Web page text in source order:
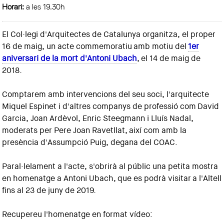
Horari:a les 19.30h
El Col·legi d'Arquitectes de Catalunya organitza, el proper
16 de maig, un acte commemoratiu amb motiu del 1er
aniversari de la mort d'Antoni Ubach,el 14 de maig de
2018.
Comptarem amb intervencions del seu soci, l'arquitecte
Miquel Espinet i d'altres companys de professió com David
Garcia, Joan Ardèvol, Enric Steegmann i Lluís Nadal,
moderats per Pere Joan Ravetllat,així com amb la
presència d'Assumpció Puig, degana del COAC.
Paral·lelament a l'acte, s'obrirà al públic una petita mostra
en homenatge a Antoni Ubach,que es podrà visitara l'Altell
fins al 23 de juny de 2019.
Recupereu l'homenatge en format vídeo: